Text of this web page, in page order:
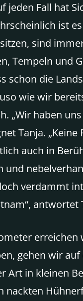
jeden Fall hat
ist
sind
Tempeln und
schon die
wie wir
„Wir haben
Tanja.
auch in
und
verdammt
antwortet
gehen wir
Art in kleinen
nackten